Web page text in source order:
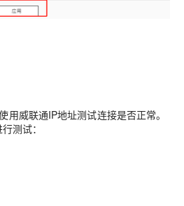
用威联通IP地址测试连接是否正常。
测试：